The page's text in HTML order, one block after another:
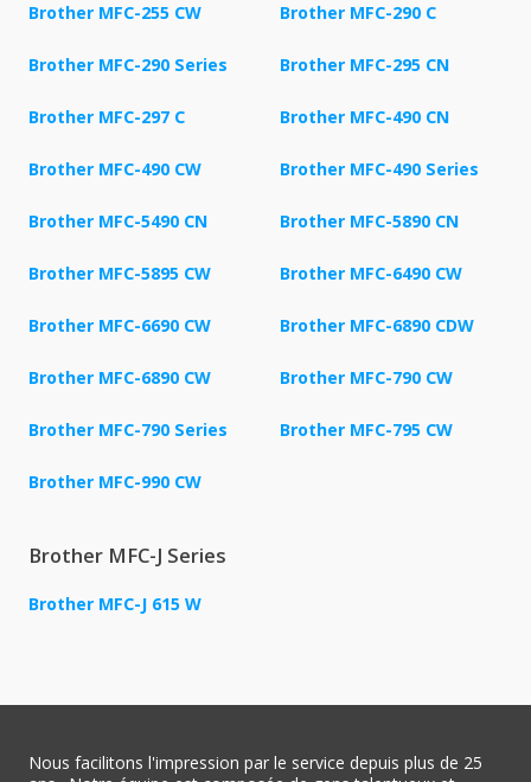
Brother MFC-255 CW Brother MFC-290 C
Brother MFC-290 Series Brother MFC-295 CN
Brother MFC-297 C Brother MFC-490 CN
Brother MFC-490 CW Brother MFC-490 Series
Brother MFC-5490 CN Brother MFC-5890 CN
Brother MFC-5895 CW Brother MFC-6490 CW
Brother MFC-6690 CW Brother MFC-6890 CDW
Brother MFC-6890 CW Brother MFC-790 CW
Brother MFC-790 Series Brother MFC-795 CW
Brother MFC-990 CW
Brother MFC-J Series
Brother MFC-J 615 W
Nous facilitons l'impression par le service depuis plus de 25